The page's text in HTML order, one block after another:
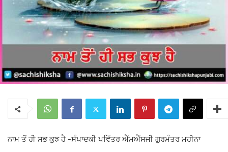
ਨਾਮ ਤੋਂ ਹੀ ਸਭ ਕੁਝ ਹੈ -ਸੰਪਾਦਕੀ ਪਵਿੱਤਰ ਐੱਮਐੱਸਜੀ ਗੁਰਮੰਤਰ ਮਹੀਨਾ